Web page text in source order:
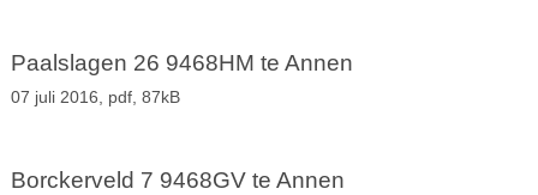
Paalslagen 26 9468HM te Annen
07 juli 2016, pdf, 87kB
Borckerveld 7 9468GV te Annen